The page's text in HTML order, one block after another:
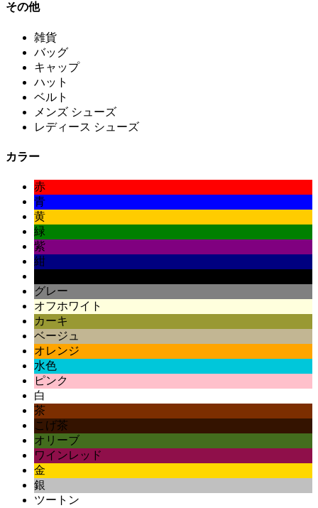
その他
雑貨
バッグ
キャップ
ハット
ベルト
メンズ シューズ
レディース シューズ
カラー
赤
青
黄
緑
紫
紺
グレー
オフホワイト
カーキ
ベージュ
オレンジ
水色
ピンク
白
茶
こげ茶
オリーブ
ワインレッド
金
銀
ツートン